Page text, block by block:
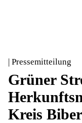
| Pressemitteilung
Grüner
Kreis